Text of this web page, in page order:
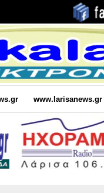
www.larisanews.gr